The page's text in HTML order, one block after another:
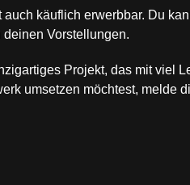
auch käuflich erwerbbar. Du
Vorstellungen.
Projekt, das mit viel
umsetzen möchtest, melde